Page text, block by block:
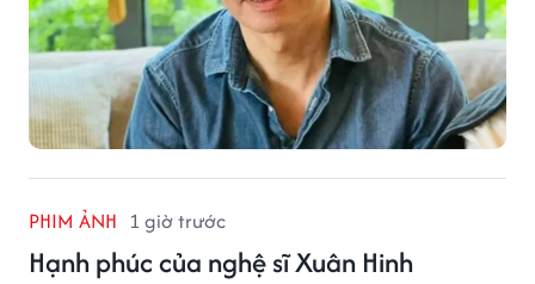
PHIM ẢNH 1 giờ trước
Hạnh phúc của nghệ sĩ Xuân Hinh